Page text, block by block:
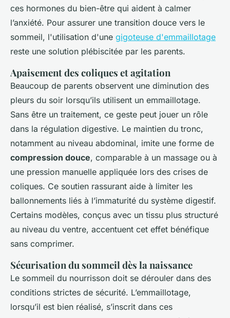
ces hormones du bien-être qui aident à calmer
l’anxiété. Pour assurer une transition douce vers le
sommeil, l'utilisation d'une gigoteuse d'emmaillotage
reste une solution plébiscitée par les parents.
Apaisement des coliques et agitation
Beaucoup de parents observent une diminution des
pleurs du soir lorsqu’ils utilisent un emmaillotage.
Sans être un traitement, ce geste peut jouer un rôle
dans la régulation digestive. Le maintien du tronc,
notamment au niveau abdominal, imite une forme de
compression douce, comparable à un massage ou à
une pression manuelle appliquée lors des crises de
coliques. Ce soutien rassurant aide à limiter les
ballonnements liés à l’immaturité du système digestif.
Certains modèles, conçus avec un tissu plus structuré
au niveau du ventre, accentuent cet effet bénéfique
sans comprimer.
Sécurisation du sommeil dès la naissance
Le sommeil du nourrisson doit se dérouler dans des
conditions strictes de sécurité. L’emmaillotage,
lorsqu’il est bien réalisé, s’inscrit dans ces